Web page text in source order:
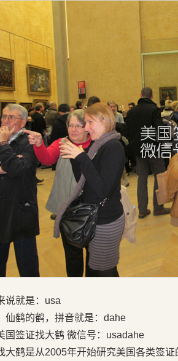
说就是：usa
仙鹤的鹤，拼音就是：dahe
国签证找大鹤 微信号：usadahe
大鹤是从2005年开始研究美国各类签